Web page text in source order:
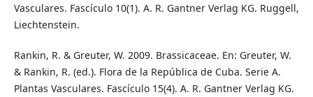
Vasculares. Fascículo 10(1). A. R. Gantner Verlag KG. Ruggell,
Liechtenstein.
Rankin, R. & Greuter, W. 2009. Brassicaceae. En: Greuter, W.
& Rankin, R. (ed.). Flora de la República de Cuba. Serie A.
Plantas Vasculares. Fascículo 15(4). A. R. Gantner Verlag KG.